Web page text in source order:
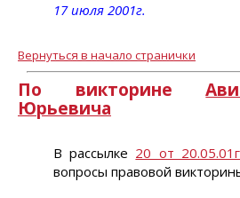
17 июля 2001г.
Вернуться в начало странички
По викторине
Юрьевича
В рассылке 20 от
вопросы правовой